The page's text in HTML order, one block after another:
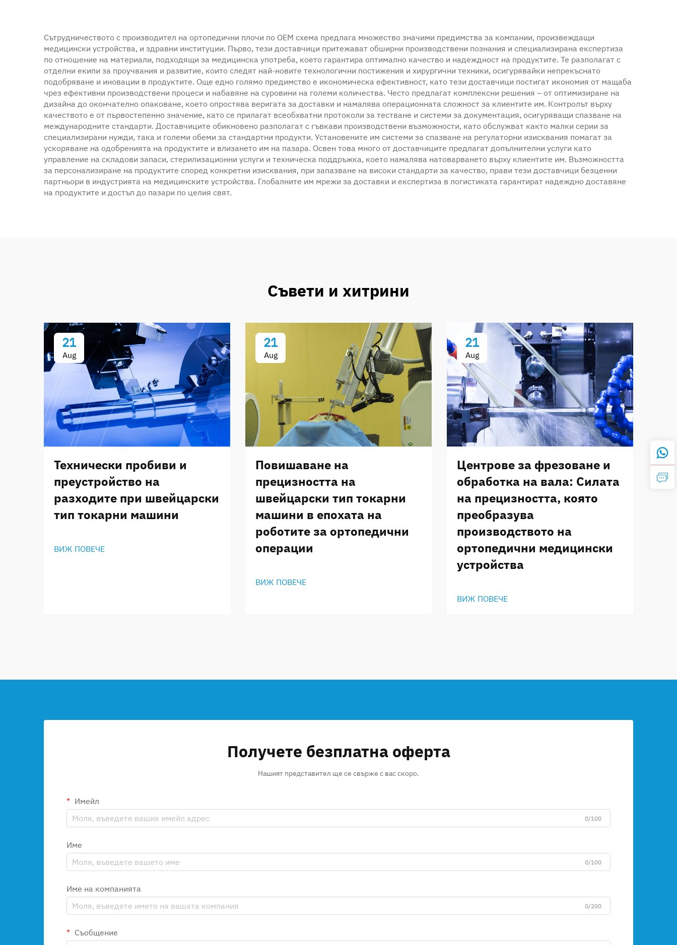
Сътрудничеството с производител на ортопедични плочи по OEM схема предлага множество значими предимства за компании, произвеждащи
медицински устройства, и здравни институции. Първо, тези доставчици притежават обширни производствени познания и специализирана експертиза
по отношение на материали, подходящи за медицинска употреба, което гарантира оптимално качество и надеждност на продуктите. Те разполагат с
отделни екипи за проучвания и развитие, които следят най-новите технологични постижения и хирургични техники, осигурявайки непрекъснато
подобряване и иновации в продуктите. Още едно голямо предимство е икономическа ефективност, като тези доставчици постигат икономия от мащаба
чрез ефективни производствени процеси и набавяне на суровини на големи количества. Често предлагат комплексни решения – от оптимизиране на
дизайна до окончателно опаковане, което опростява веригата за доставки и намалява операционната сложност за клиентите им. Контролът върху
качеството е от първостепенно значение, като се прилагат всеобхватни протоколи за тестване и системи за документация, осигуряващи спазване на
международните стандарти. Доставчиците обикновено разполагат с гъвкави производствени възможности, като обслужват както малки серии за
специализирани нужди, така и големи обеми за стандартни продукти. Установените им системи за спазване на регулаторни изисквания помагат за
ускоряване на одобренията на продуктите и влизането им на пазара. Освен това много от доставчиците предлагат допълнителни услуги като
управление на складови запаси, стерилизационни услуги и техническа поддръжка, което намалява натоварването върху клиентите им. Възможността
за персонализиране на продуктите според конкретни изисквания, при запазване на високи стандарти за качество, прави тези доставчици безценни
партньори в индустрията на медицинските устройства. Глобалните им мрежи за доставки и експертиза в логистиката гарантират надеждно доставяне
на продуктите и достъп до пазари по целия свят.
Съвети и хитрини
21
Aug
Технически пробиви и
преустройство на
разходите при швейцарски
тип токарни машини
ВИЖ ПОВЕЧЕ
21
Aug
Повишаване на
прецизността на
швейцарски тип токарни
машини в епохата на
роботите за ортопедични
операции
ВИЖ ПОВЕЧЕ
21
Aug
Центрове за фрезоване и
обработка на вала: Силата
на прецизността, която
преобразува
производството на
ортопедични медицински
устройства
ВИЖ ПОВЕЧЕ
Получете безплатна оферта
Нашият представител ще се свърже с вас скоро.
Имейл
0/100
Име
0/100
Име на компанията
0/200
Съобщение